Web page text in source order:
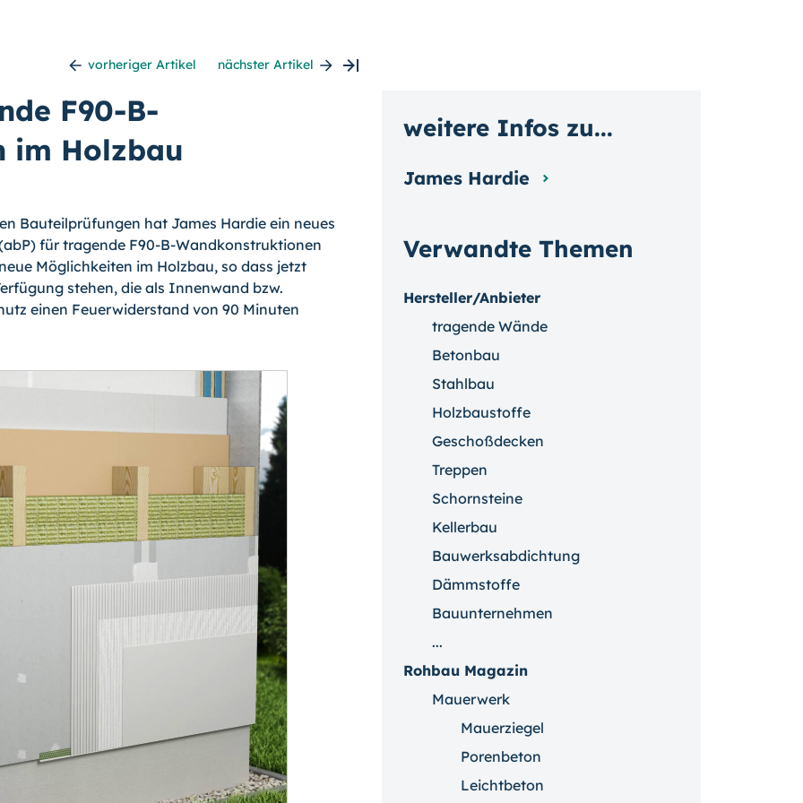
vorheriger Artikel nächster Artikel
F90-B-
im Holzbau
Bauteilprüfungen hat James Hardie ein neues
für tragende F90-B-Wand­kon­struktionen
Möglichkeiten im Holzbau, so dass jetzt
stehen, die als Innenwand bzw.
einen Feuerwiderstand von 90 Minuten
Verwandte Themen
Hersteller/Anbieter
tragende Wände
Betonbau
Stahlbau
Holzbaustoffe
Geschoßdecken
Treppen
Schornsteine
Kellerbau
Bauwerksabdichtung
Dämmstoffe
Bauunternehmen
...
Rohbau Magazin
Mauerwerk
Mauerziegel
Porenbeton
Leichtbeton
weitere Infos zu...
James Hardie